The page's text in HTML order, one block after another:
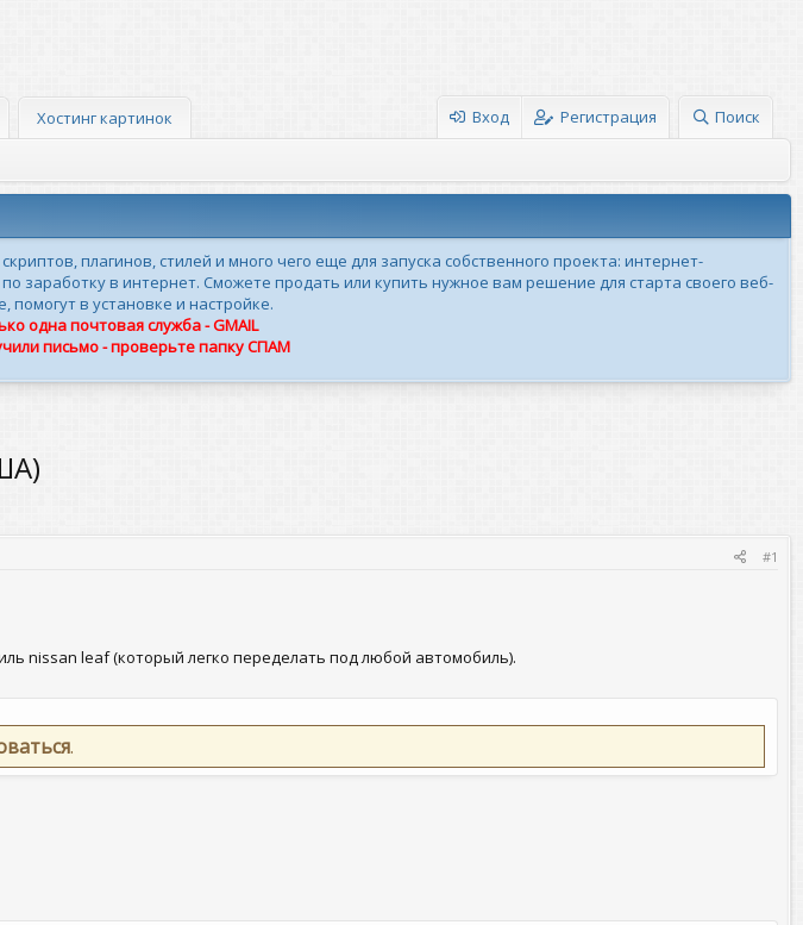
Хостинг картинок Вход Регистрация Поиск
плагинов, стилей и много чего еще для запуска собственного проекта: интернет-
в интернет. Сможете продать или купить нужное вам решение для старта своего веб-
в установке и настройке.
одна почтовая служба - GMAIL
письмо - проверьте папку СПАМ
#1
nissan leaf (который легко переделать под любой автомобиль).
.